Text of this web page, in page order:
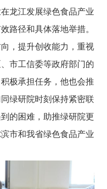
龙江发展绿色食品产业
路径和具体落地举措。
，提升创收能力，重视
市工信委等政府部门的
极承担任务，他也会推
绿研院时刻保持紧密联
的困难，助推绿研院更
市和我省绿色食品产业